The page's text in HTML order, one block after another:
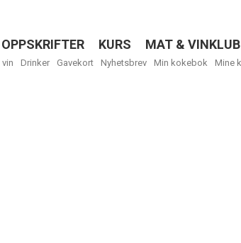
OPPSKRIFTER KURS MAT &
Drinker Gavekort Nyhetsbrev Min kokebok Mine